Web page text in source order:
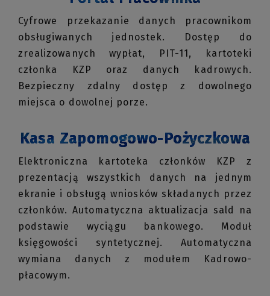
Cyfrowe przekazanie danych pracownikom
obsługiwanych jednostek. Dostęp do
zrealizowanych wypłat, PIT-11, kartoteki
członka KZP oraz danych kadrowych.
Bezpieczny zdalny dostęp z dowolnego
miejsca o dowolnej porze.
Kasa Zapomogowo-Pożyczkowa
Elektroniczna kartoteka członków KZP z
prezentacją wszystkich danych na jednym
ekranie i obsługą wniosków składanych przez
członków. Automatyczna aktualizacja sald na
podstawie wyciągu bankowego. Moduł
księgowości syntetycznej. Automatyczna
wymiana danych z modułem Kadrowo-
płacowym.